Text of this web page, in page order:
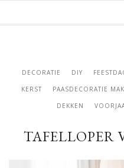
DECORATIE DIY
KERST
PAASDECORATIE
DEKKEN
TAFELLOPER